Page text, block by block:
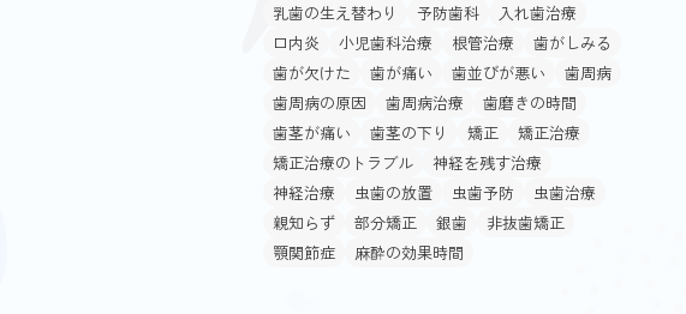
乳歯の生え替わり
予防歯科
入れ歯治療
口内炎
小児歯科治療 根管治療
歯がしみる
歯が欠けた
歯が痛い 歯並びが悪い
歯周病
歯周病の原因
歯周病治療
歯磨きの時間
歯茎が痛い
歯茎の下り 矯正
矯正治療
矯正治療のトラブル
神経を残す治療
神経治療
虫歯の放置 虫歯予防
虫歯治療
親知らず
部分矯正 銀歯
非抜歯矯正
顎関節症
麻酔の効果時間